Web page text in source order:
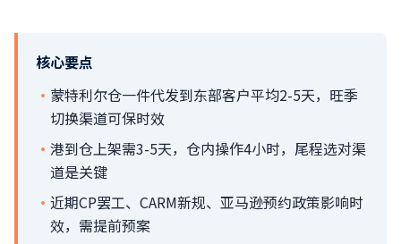
核心要点
· 蒙特利尔仓一件代发到东部客户平均2-5天，旺季
切换渠道可保时效
· 港到仓上架需3-5天，仓内操作4小时，尾程选对渠
道是关键
· 近期CP罢工、CARM新规、亚马逊预约政策影响时
效，需提前预案